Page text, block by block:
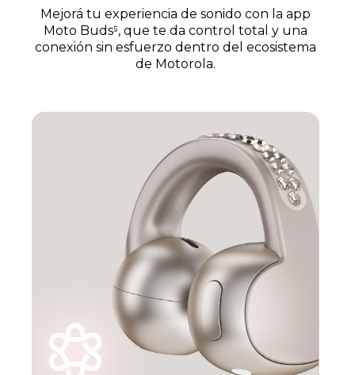
Mejorá tu experiencia de sonido con la app
Moto Buds⁵, que te da control total y una
conexión sin esfuerzo dentro del ecosistema
de Motorola.